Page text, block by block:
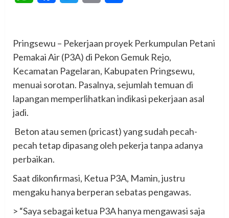
‎Pringsewu – Pekerjaan proyek Perkumpulan Petani
Pemakai Air (P3A) di Pekon Gemuk Rejo,
Kecamatan Pagelaran, Kabupaten Pringsewu,
menuai sorotan. Pasalnya, sejumlah temuan di
lapangan memperlihatkan indikasi pekerjaan asal
jadi.
‎ Beton atau semen (pricast) yang sudah pecah-
pecah tetap dipasang oleh pekerja tanpa adanya
perbaikan.
‎Saat dikonfirmasi, Ketua P3A, Mamin, justru
mengaku hanya berperan sebatas pengawas.
‎> “Saya sebagai ketua P3A hanya mengawasi saja